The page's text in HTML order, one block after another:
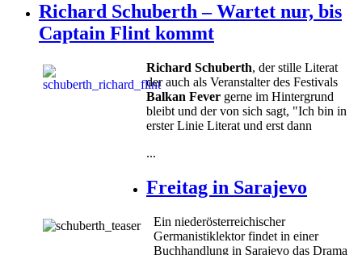
Richard Schuberth – Wartet nur, bis
Captain Flint kommt
Richard Schuberth, der stille Literat
der auch als Veranstalter des Festivals
Balkan Fever gerne im Hintergrund
bleibt und der von sich sagt, "Ich bin in
erster Linie Literat und erst dann
...
Freitag in Sarajevo
Ein niederösterreichischer
Germanistiklektor findet in einer
Buchhandlung in Sarajevo das Drama